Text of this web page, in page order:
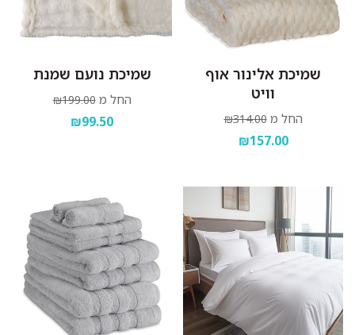
שמיכת אלינור אוף
וויט
החל מ ₪314.00
₪157.00
שמיכת נועם שמנת
החל מ ₪199.00
₪99.50